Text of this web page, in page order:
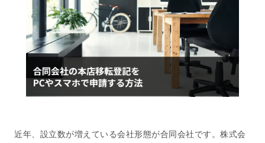
近年、設立数が増えている会社形態が合同会社です。株式会